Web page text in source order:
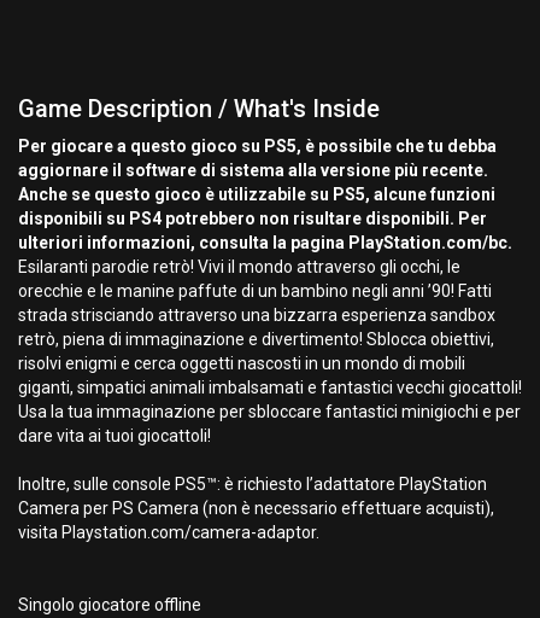
Game Description / What's Inside
Per giocare a questo gioco su PS5, è possibile che tu debba
aggiornare il software di sistema alla versione più recente.
Anche se questo gioco è utilizzabile su PS5, alcune funzioni
disponibili su PS4 potrebbero non risultare disponibili. Per
ulteriori informazioni, consulta la pagina PlayStation.com/bc.
Esilaranti parodie retrò! Vivi il mondo attraverso gli occhi, le
orecchie e le manine paffute di un bambino negli anni ’90! Fatti
strada strisciando attraverso una bizzarra esperienza sandbox
retrò, piena di immaginazione e divertimento! Sblocca obiettivi,
risolvi enigmi e cerca oggetti nascosti in un mondo di mobili
giganti, simpatici animali imbalsamati e fantastici vecchi giocattoli!
Usa la tua immaginazione per sbloccare fantastici minigiochi e per
dare vita ai tuoi giocattoli!
Inoltre, sulle console PS5™: è richiesto l’adattatore PlayStation
Camera per PS Camera (non è necessario effettuare acquisti),
visita Playstation.com/camera-adaptor.
Singolo giocatore offline